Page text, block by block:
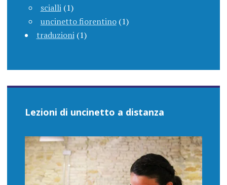
scialli (1)
uncinetto fiorentino (1)
traduzioni (1)
Lezioni di uncinetto a distanza